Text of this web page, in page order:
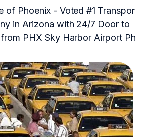
of Phoenix - Voted #1 Transpor
in Arizona with 24/7 Door to
PHX Sky Harbor Airport Ph